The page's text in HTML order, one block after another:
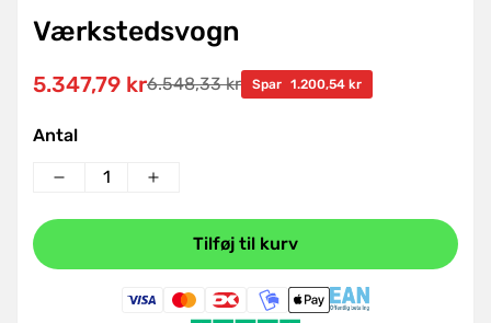
Værkstedsvogn
Udsalgspris
5.347,79 kr
Normal
pris
6.548,33 kr Spar 1.200,54 kr
Antal
Tilføj til kurv